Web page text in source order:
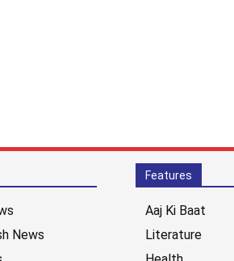
News
Features
Aaj Ki Baat
Literature